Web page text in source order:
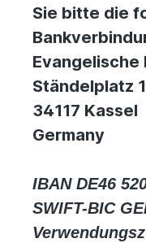
Sie bitte die
Evangelische
Ständelplatz
34117 Kassel
Germany
IBAN DE46
SWIFT-BIC